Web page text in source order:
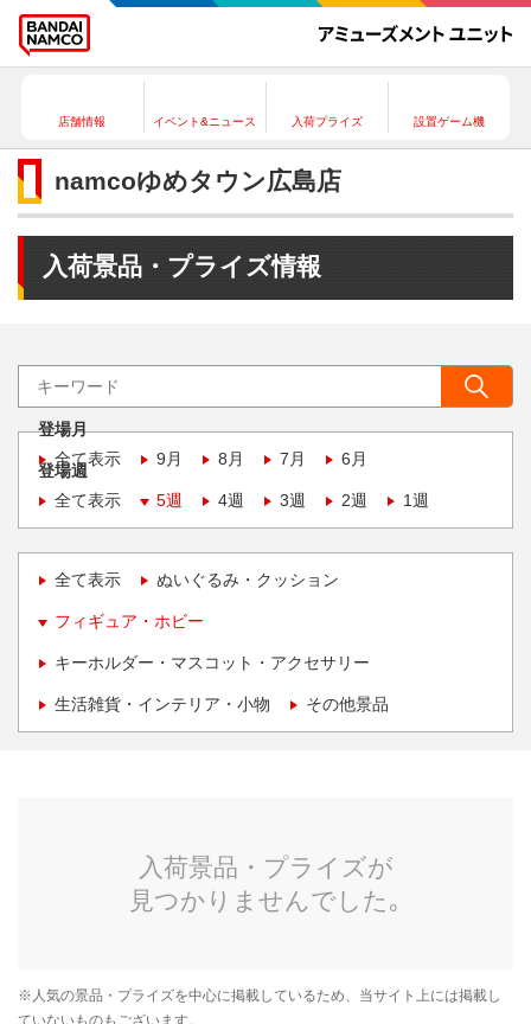
店舗情報 イベント&ニュース 入荷プライズ 設置ゲーム機
namcoゆめタウン広島店
入荷景品・プライズ情報
登場月
全て表示
9月 8月 7月 6月
登場週
全て表示
5週 4週 3週 2週 1週
全て表示 ぬいぐるみ・クッション
フィギュア・ホビー
キーホルダー・マスコット・アクセサリー
生活雑貨・インテリア・小物 その他景品